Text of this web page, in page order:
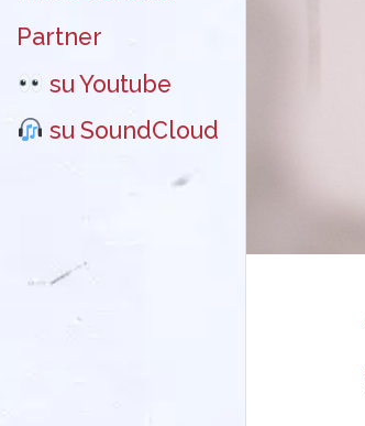
Partner
su Youtube
su SoundCloud